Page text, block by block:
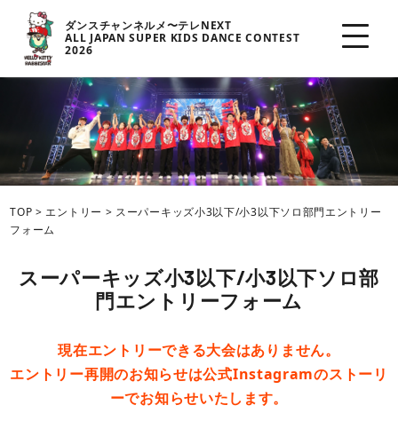
ダンスチャンネルメ〜テレNEXT
ALL JAPAN SUPER KIDS DANCE CONTEST
2026
TOP > エントリー > スーパーキッズ小3以下/小3以下ソロ部門エントリー
フォーム
スーパーキッズ小3以下/小3以下ソロ部
門エントリーフォーム
現在エントリーできる大会はありません。
エントリー再開のお知らせは公式Instagramのストーリ
ーでお知らせいたします。